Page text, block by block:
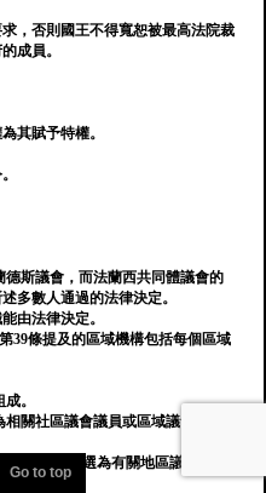
，否則國王不得寬恕被最高法院裁
成員。
其賦予特權。
斯議會，而法蘭西共同體議會的
多數人通過的法律決定。
由法律決定。
39條提及的區域機構包括每個區域
。
關社區議會議員或區域議會議員
均由直接當選為有關地區議會議員
Go to top